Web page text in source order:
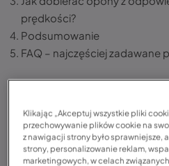
prędkości?
Podsumowanie
FAQ – najczęściej zadawane
Indeks prędkości opon
dopuszczalną prędkość, z
Klikając „Akceptuj wszystkie pliki
przechowywanie plików cookie na
z nawigacji strony było sprawniejsze,
strony, personalizowanie reklam,
marketingowych, w celach